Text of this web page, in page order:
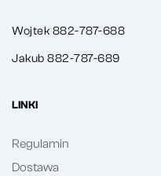
Wojtek 882-787-688
Jakub 882-787-689
LINKI
Regulamin
Dostawa